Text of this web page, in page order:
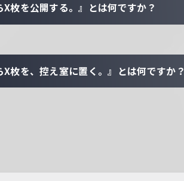
X枚を公開する。』とは何ですか？
X枚を、控え室に置く。』とは何ですか？